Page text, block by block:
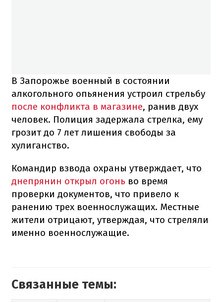
В Запорожье военный в состоянии
алкогольного опьянения устроил стрельбу
после конфликта в магазине, ранив двух
человек. Полиция задержала стрелка, ему
грозит до 7 лет лишения свободы за
хулиганство.
Командир взвода охраны утверждает, что
днепрянин открыл огонь во время
проверки документов, что привело к
ранению трех военнослужащих. Местные
жители отрицают, утверждая, что стреляли
именно военнослужащие.
Связанные темы: